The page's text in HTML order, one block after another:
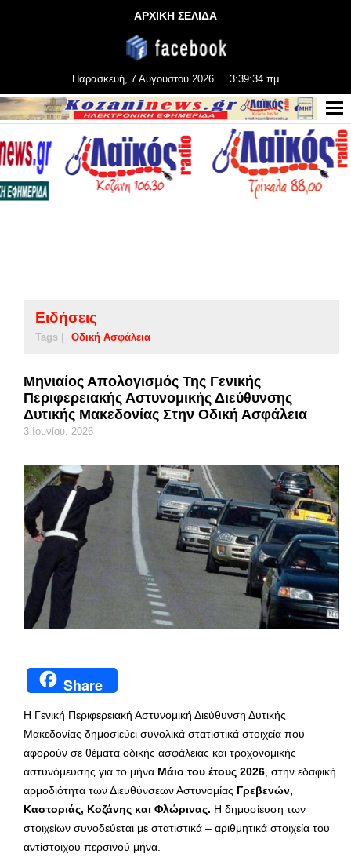
ΑΡΧΙΚΗ ΣΕΛΙΔΑ
Παρασκευή, 7 Αυγούστου 2026 3:39:35 πμ
Ειδήσεις
Tags | Οδική Ασφάλεια
Μηνιαίος Απολογισμός Της Γενικής
Περιφερειακής Αστυνομικής Διεύθυνσης
Δυτικής Μακεδονίας Στην Οδική Ασφάλεια
3 Ιουνίου, 2026
Share
Η Γενική Περιφερειακή Αστυνομική Διεύθυνση Δυτικής
Μακεδονίας δημοσιεύει συνολικά στατιστικά στοιχεία που
αφορούν σε θέματα οδικής ασφάλειας και τροχονομικής
αστυνόμευσης για το μήνα Μάιο του έτους 2026, στην εδαφική
αρμοδιότητα των Διευθύνσεων Αστυνομίας Γρεβενών,
Καστοριάς, Κοζάνης και Φλώρινας. Η δημοσίευση των
στοιχείων συνοδεύεται με στατιστικά – αριθμητικά στοιχεία του
αντίστοιχου περσινού μήνα.